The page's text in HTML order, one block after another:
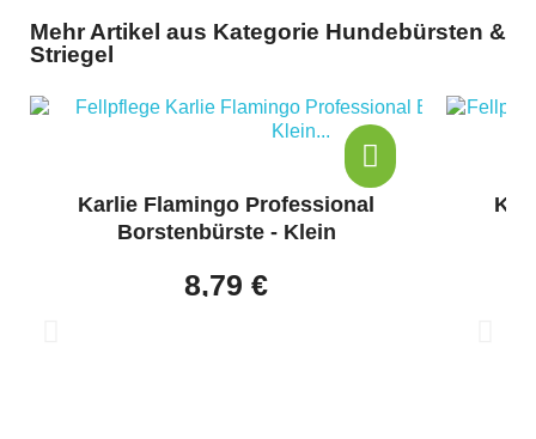
Mehr Artikel aus Kategorie Hundebürsten &
Striegel
Karlie Flamingo Professional
Borstenbürste - Klein
8,79 €